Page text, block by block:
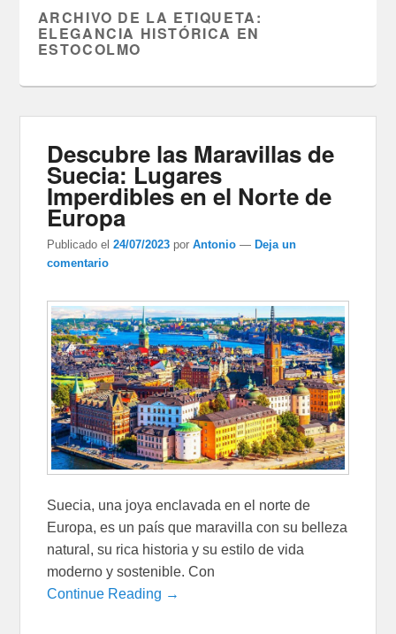
ARCHIVO DE LA ETIQUETA:
ELEGANCIA HISTÓRICA EN
ESTOCOLMO
Descubre las Maravillas de
Suecia: Lugares
Imperdibles en el Norte de
Europa
Publicado el 24/07/2023 porAntonio — Deja un
comentario
Suecia, una joya enclavada en el norte de
Europa, es un país que maravilla con su belleza
natural, su rica historia y su estilo de vida
moderno y sostenible. Con
Continue Reading →